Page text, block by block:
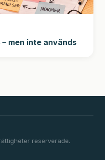
men inte används
reserverade.